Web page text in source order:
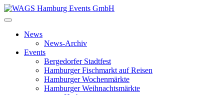
News
News-Archiv
Events
Bergedorfer Stadtfest
Hamburger Fischmarkt auf Reisen
Hamburger Wochenmärkte
Hamburger Weihnachtsmärkte